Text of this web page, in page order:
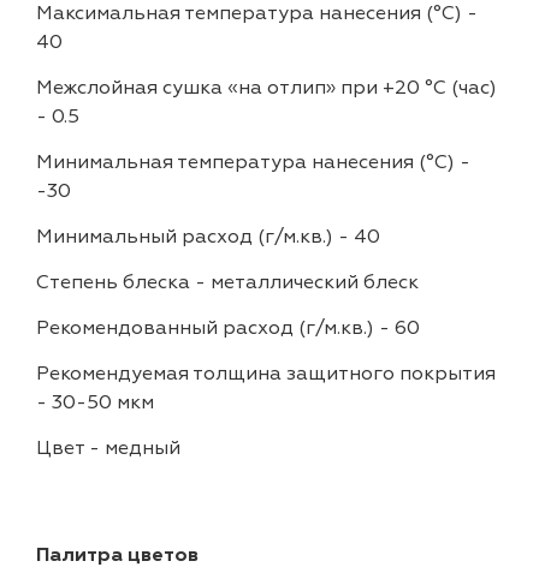
Максимальная температура нанесения (°С) -
40
Межслойная сушка «на отлип» при +20 °С (час)
- 0.5
Минимальная температура нанесения (°С) -
-30
Минимальный расход (г/м.кв.) - 40
Степень блеска - металлический блеск
Рекомендованный расход (г/м.кв.) - 60
Рекомендуемая толщина защитного покрытия
- 30-50 мкм
Цвет - медный
Палитра цветов